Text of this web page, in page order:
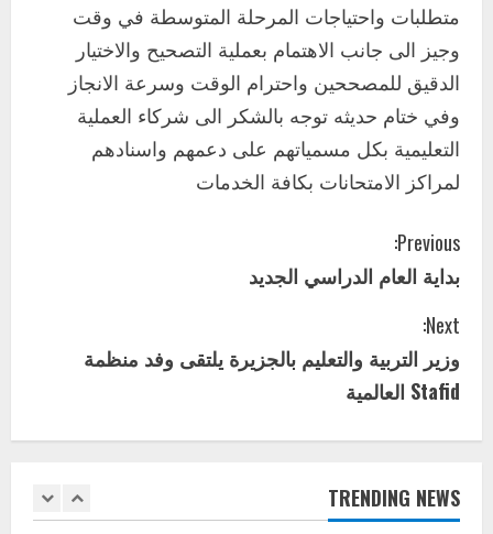
متطلبات واحتياجات المرحلة المتوسطة في وقت
وجيز الى جانب الاهتمام بعملية التصحيح والاختيار
الدقيق للمصححين واحترام الوقت وسرعة الانجاز
وفي ختام حديثه توجه بالشكر الى شركاء العملية
التعليمية بكل مسمياتهم على دعمهم واسنادهم
لمراكز الامتحانات بكافة الخدمات
C
o
n
t
i
n
Previous:
بداية العام الدراسي الجديد
Next:
وزير التربية والتعليم بالجزيرة يلتقى وفد منظمة
Stafid العالمية
TRENDING NEWS
3
تأهيل معلمي مادة اللغة الإنجليزية بمحلية
ودمدني الكبرى
أغسطس 3, 2026
اخر الاخبار الاخبار
مدير إدارة الجودة و التطوير الإداري
بوزارة التربية تشارك الملتقي التنسيقي
الأول لمديري الجودة بالولايات
5
اخر الاخبار
إدارة الأنشطة المدرسية بمحلية مدني
يوليو 29, 2026
1